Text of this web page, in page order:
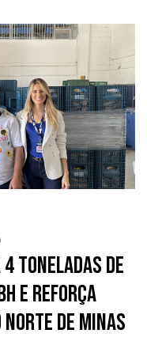
toneladas de
e reforça
de Minas